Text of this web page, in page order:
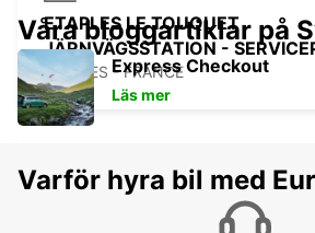
ETAPLES LE TOUQUET
JÄRNVÄGSSTATION -
ETAPLES - FRANCE
Våra bloggartiklar på
Express Checkout
Läs mer
Varför hyra bil med